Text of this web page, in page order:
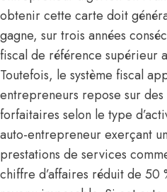
obtenir cette carte doit
gagne, sur trois années
fiscal de référence supérieur
Toutefois, le système fiscal
entrepreneurs repose sur des
forfaitaires selon le type
auto-entrepreneur exerçant
prestations de services
chiffre d’affaires réduit de 50